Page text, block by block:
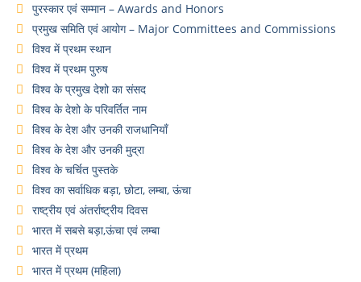
पुरस्कार एवं सम्मान – Awards and Honors
प्रमुख समिति एवं आयोग – Major Committees and Commissions
विश्व में प्रथम स्थान
विश्व में प्रथम पुरुष
विश्व के प्रमुख देशो का संसद
विश्व के देशो के परिवर्तित नाम
विश्व के देश और उनकी राजधानियाँ
विश्व के देश और उनकी मुद्रा
विश्व के चर्चित पुस्तके
विश्व का सर्वाधिक बड़ा, छोटा, लम्बा, ऊंचा
राष्ट्रीय एवं अंतर्राष्ट्रीय दिवस
भारत में सबसे बड़ा,ऊंचा एवं लम्बा
भारत में प्रथम
भारत में प्रथम (महिला)